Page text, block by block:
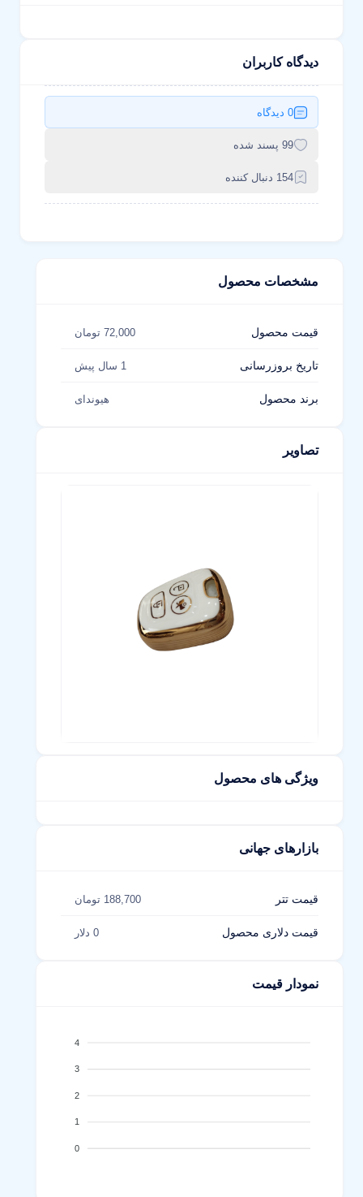
دیدگاه کاربران
0 دیدگاه
99 پسند شده
154 دنبال کننده
مشخصات محصول
قیمت محصول 72,000 تومان
تاریخ بروزرسانی 1 سال پیش
برند محصول هیوندای
تصاویر
ویژگی های محصول
بازارهای جهانی
قیمت تتر 188,700 تومان
قیمت دلاری محصول 0 دلار
نمودار قیمت
4
3
2
1
0